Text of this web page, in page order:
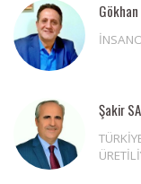
Gökhan
Şakir